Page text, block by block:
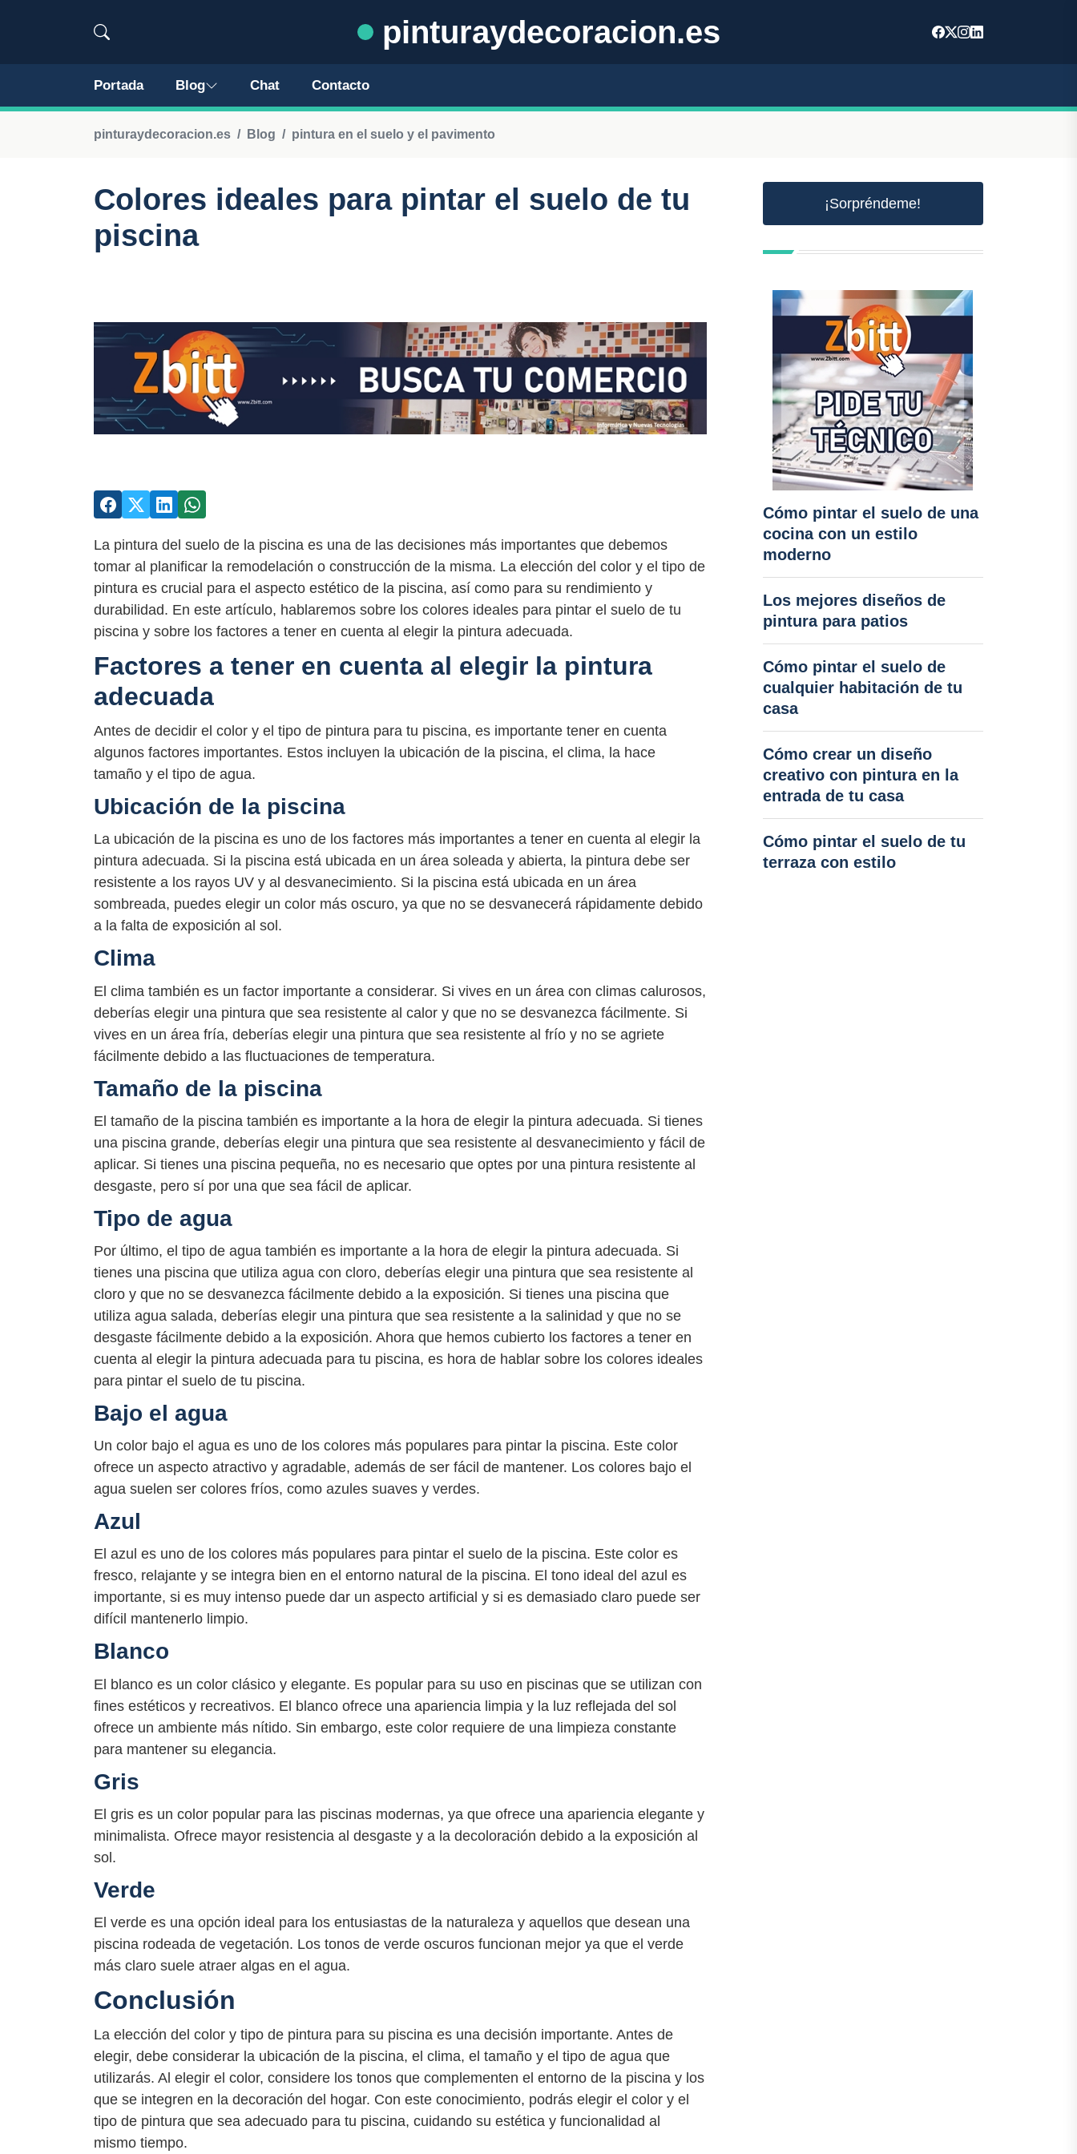
pinturaydecoracion.es
Portada Blog Chat Contacto
pinturaydecoracion.es Blog pintura en el suelo y el pavimento
Colores ideales para pintar el suelo de tu
piscina
La pintura del suelo de la piscina es una de las decisiones más importantes que debemos
tomar al planificar la remodelación o construcción de la misma. La elección del color y el tipo de
pintura es crucial para el aspecto estético de la piscina, así como para su rendimiento y
durabilidad. En este artículo, hablaremos sobre los colores ideales para pintar el suelo de tu
piscina y sobre los factores a tener en cuenta al elegir la pintura adecuada.
Factores a tener en cuenta al elegir la pintura
adecuada
Antes de decidir el color y el tipo de pintura para tu piscina, es importante tener en cuenta
algunos factores importantes. Estos incluyen la ubicación de la piscina, el clima, la hace
tamaño y el tipo de agua.
Ubicación de la piscina
La ubicación de la piscina es uno de los factores más importantes a tener en cuenta al elegir la
pintura adecuada. Si la piscina está ubicada en un área soleada y abierta, la pintura debe ser
resistente a los rayos UV y al desvanecimiento. Si la piscina está ubicada en un área
sombreada, puedes elegir un color más oscuro, ya que no se desvanecerá rápidamente debido
a la falta de exposición al sol.
Clima
El clima también es un factor importante a considerar. Si vives en un área con climas calurosos,
deberías elegir una pintura que sea resistente al calor y que no se desvanezca fácilmente. Si
vives en un área fría, deberías elegir una pintura que sea resistente al frío y no se agriete
fácilmente debido a las fluctuaciones de temperatura.
Tamaño de la piscina
El tamaño de la piscina también es importante a la hora de elegir la pintura adecuada. Si tienes
una piscina grande, deberías elegir una pintura que sea resistente al desvanecimiento y fácil de
aplicar. Si tienes una piscina pequeña, no es necesario que optes por una pintura resistente al
desgaste, pero sí por una que sea fácil de aplicar.
Tipo de agua
Por último, el tipo de agua también es importante a la hora de elegir la pintura adecuada. Si
tienes una piscina que utiliza agua con cloro, deberías elegir una pintura que sea resistente al
cloro y que no se desvanezca fácilmente debido a la exposición. Si tienes una piscina que
utiliza agua salada, deberías elegir una pintura que sea resistente a la salinidad y que no se
desgaste fácilmente debido a la exposición. Ahora que hemos cubierto los factores a tener en
cuenta al elegir la pintura adecuada para tu piscina, es hora de hablar sobre los colores ideales
para pintar el suelo de tu piscina.
Bajo el agua
Un color bajo el agua es uno de los colores más populares para pintar la piscina. Este color
ofrece un aspecto atractivo y agradable, además de ser fácil de mantener. Los colores bajo el
agua suelen ser colores fríos, como azules suaves y verdes.
Azul
El azul es uno de los colores más populares para pintar el suelo de la piscina. Este color es
fresco, relajante y se integra bien en el entorno natural de la piscina. El tono ideal del azul es
importante, si es muy intenso puede dar un aspecto artificial y si es demasiado claro puede ser
difícil mantenerlo limpio.
Blanco
El blanco es un color clásico y elegante. Es popular para su uso en piscinas que se utilizan con
fines estéticos y recreativos. El blanco ofrece una apariencia limpia y la luz reflejada del sol
ofrece un ambiente más nítido. Sin embargo, este color requiere de una limpieza constante
para mantener su elegancia.
Gris
El gris es un color popular para las piscinas modernas, ya que ofrece una apariencia elegante y
minimalista. Ofrece mayor resistencia al desgaste y a la decoloración debido a la exposición al
sol.
Verde
El verde es una opción ideal para los entusiastas de la naturaleza y aquellos que desean una
piscina rodeada de vegetación. Los tonos de verde oscuros funcionan mejor ya que el verde
más claro suele atraer algas en el agua.
Conclusión
La elección del color y tipo de pintura para su piscina es una decisión importante. Antes de
elegir, debe considerar la ubicación de la piscina, el clima, el tamaño y el tipo de agua que
utilizarás. Al elegir el color, considere los tonos que complementen el entorno de la piscina y los
que se integren en la decoración del hogar. Con este conocimiento, podrás elegir el color y el
tipo de pintura que sea adecuado para tu piscina, cuidando su estética y funcionalidad al
mismo tiempo.
¡Sorpréndeme!
Cómo pintar el suelo de una
cocina con un estilo
moderno
Los mejores diseños de
pintura para patios
Cómo pintar el suelo de
cualquier habitación de tu
casa
Cómo crear un diseño
creativo con pintura en la
entrada de tu casa
Cómo pintar el suelo de tu
terraza con estilo